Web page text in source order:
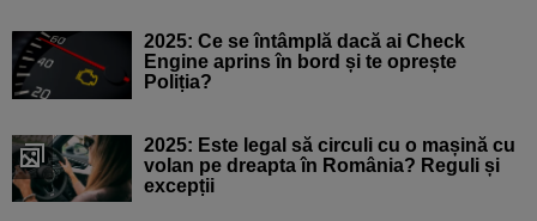
2025: Ce se întâmplă dacă ai Check
Engine aprins în bord și te oprește
Poliția?
2025: Este legal să circuli cu o mașină cu
volan pe dreapta în România? Reguli și
excepții